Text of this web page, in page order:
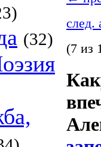
(32)
след.
(7 из